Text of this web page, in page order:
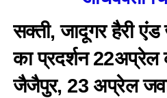
सक्ती, जादूगर हैरी
का प्रदर्शन
जैजैपुर, 23 अप्रेल